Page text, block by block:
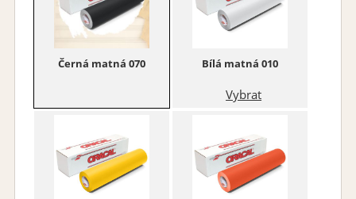
Černá matná 070 Bílá matná 010
Vybrat